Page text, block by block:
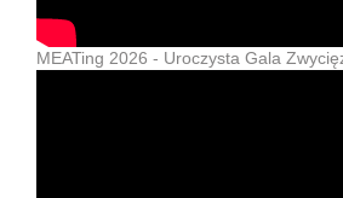
MEATing 2026 - Uroczysta Gala